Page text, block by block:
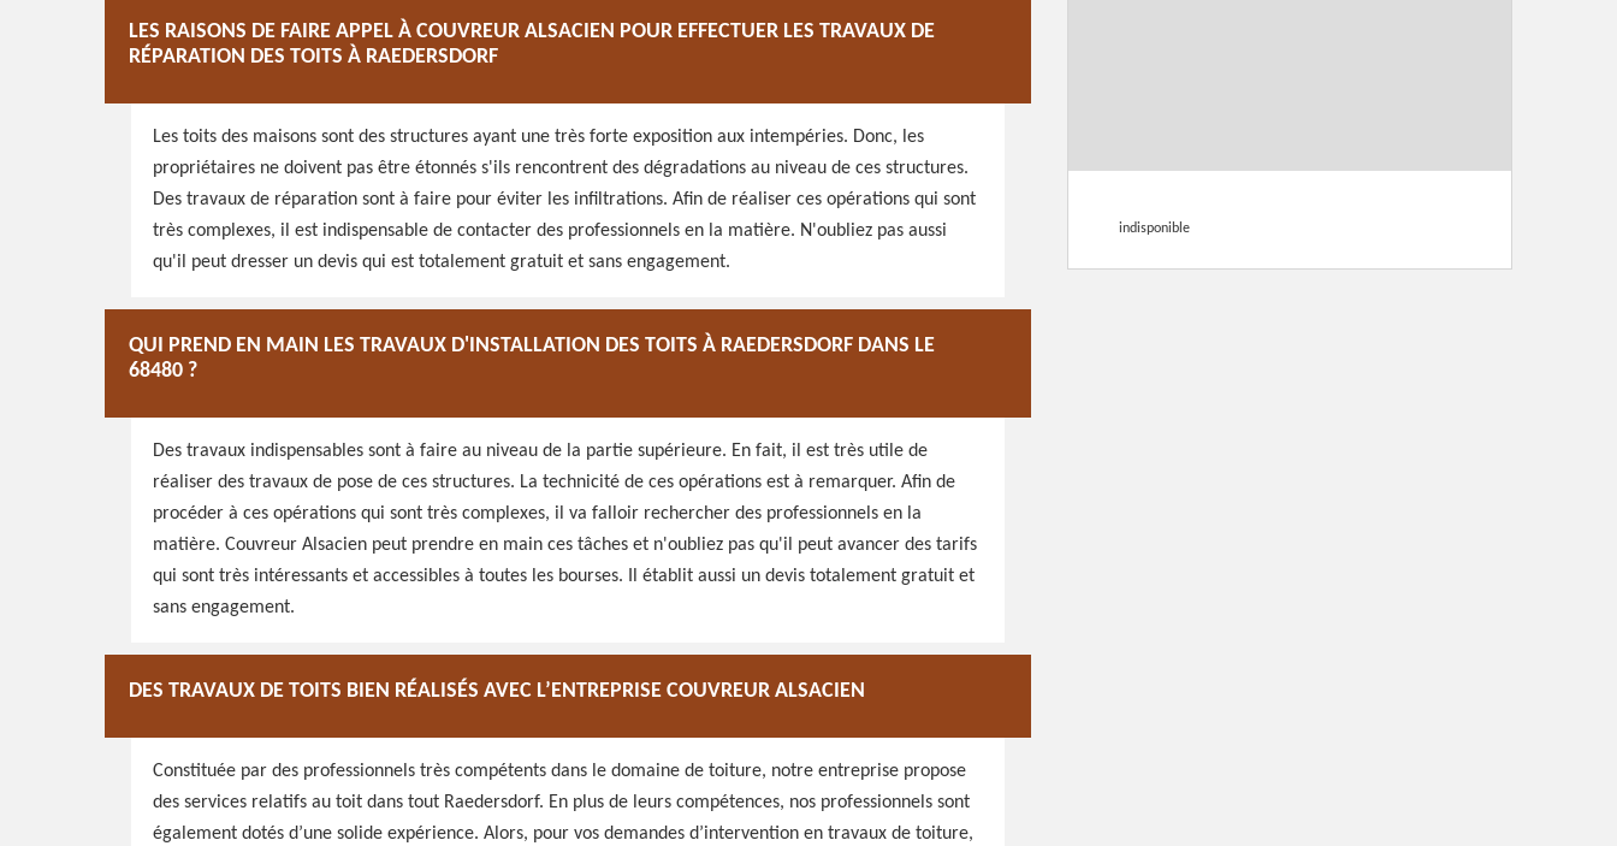
LES RAISONS DE FAIRE APPEL À COUVREUR ALSACIEN POUR EFFECTUER LES TRAVAUX DE
RÉPARATION DES TOITS À RAEDERSDORF
Les toits des maisons sont des structures ayant une très forte exposition aux intempéries. Donc, les
propriétaires ne doivent pas être étonnés s'ils rencontrent des dégradations au niveau de ces structures.
Des travaux de réparation sont à faire pour éviter les infiltrations. Afin de réaliser ces opérations qui sont
très complexes, il est indispensable de contacter des professionnels en la matière. N'oubliez pas aussi
qu'il peut dresser un devis qui est totalement gratuit et sans engagement.
QUI PREND EN MAIN LES TRAVAUX D'INSTALLATION DES TOITS À RAEDERSDORF DANS LE
68480 ?
Des travaux indispensables sont à faire au niveau de la partie supérieure. En fait, il est très utile de
réaliser des travaux de pose de ces structures. La technicité de ces opérations est à remarquer. Afin de
procéder à ces opérations qui sont très complexes, il va falloir rechercher des professionnels en la
matière. Couvreur Alsacien peut prendre en main ces tâches et n'oubliez pas qu'il peut avancer des tarifs
qui sont très intéressants et accessibles à toutes les bourses. Il établit aussi un devis totalement gratuit et
sans engagement.
DES TRAVAUX DE TOITS BIEN RÉALISÉS AVEC L’ENTREPRISE COUVREUR ALSACIEN
Constituée par des professionnels très compétents dans le domaine de toiture, notre entreprise propose
des services relatifs au toit dans tout Raedersdorf. En plus de leurs compétences, nos professionnels sont
également dotés d’une solide expérience. Alors, pour vos demandes d’intervention en travaux de toiture,
indisponible